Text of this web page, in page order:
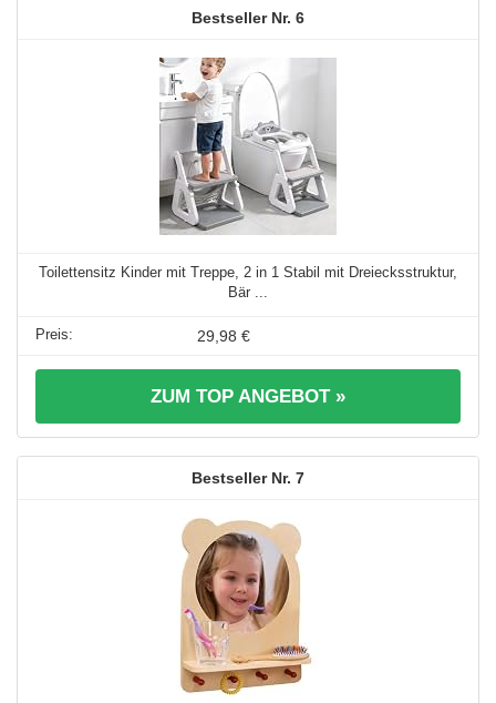
6
Toilettensitz Kinder mit Treppe, 2 in 1 Stabil mit Dreiecksstruktur,
Bär ...
29,98 €
ZUM TOP ANGEBOT »
7